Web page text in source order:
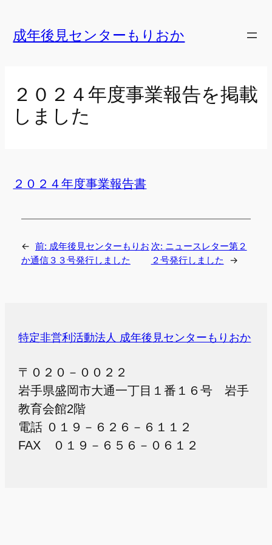
容成年後見センターもりおか
２０２４年度事業報告を掲載
しました
２０２４年度事業報告書
← 前: 成年後見センターもりお
か通信３３号発行しました
次: ニュースレター第２
２号発行しました
→
特定非営利活動法人 成年後見センターもりおか
〒０２０－００２２
岩手県盛岡市大通一丁目１番１６号 岩手
教育会館2階
電話 ０１９－６２６－６１１２
FAX ０１９－６５６－０６１２